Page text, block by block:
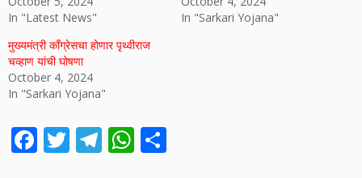
In "Latest News"
In "Sarkari Yojana"
मुख्यमंत्री काँग्रेसचा होणार पृथ्वीराज
चव्हाण यांची घोषणा
October 4, 2024
In "Sarkari Yojana"
F T T W